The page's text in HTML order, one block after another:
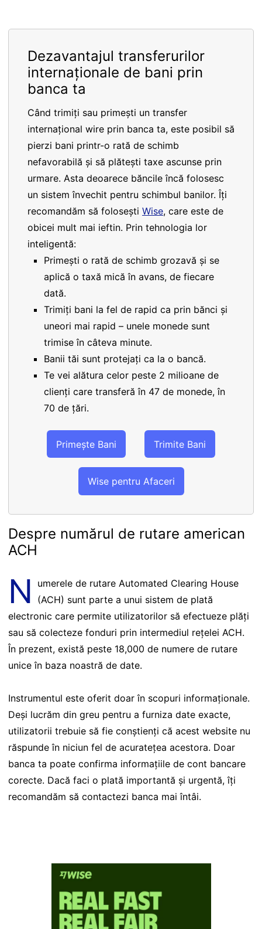
Dezavantajul transferurilor
internaționale de bani prin
banca ta
Când trimiți sau primești un transfer
internațional wire prin banca ta, este posibil să
pierzi bani printr-o rată de schimb
nefavorabilă și să plătești taxe ascunse prin
urmare. Asta deoarece băncile încă folosesc
un sistem învechit pentru schimbul banilor. Îți
recomandăm să folosești Wise, care este de
obicei mult mai ieftin. Prin tehnologia lor
inteligentă:
Primești o rată de schimb grozavă și se
aplică o taxă mică în avans, de fiecare
dată.
Trimiți bani la fel de rapid ca prin bănci și
uneori mai rapid – unele monede sunt
trimise în câteva minute.
Banii tăi sunt protejați ca la o bancă.
Te vei alătura celor peste 2 milioane de
clienți care transferă în 47 de monede, în
70 de țări.
Primește Bani Trimite Bani
Wise pentru Afaceri
Despre numărul de rutare american
ACH
N
umerele de rutare Automated Clearing House
(ACH) sunt parte a unui sistem de plată
electronic care permite utilizatorilor să efectueze plăți
sau să colecteze fonduri prin intermediul rețelei ACH.
În prezent, există peste 18,000 de numere de rutare
unice în baza noastră de date.
Instrumentul este oferit doar în scopuri informaționale.
Deși lucrăm din greu pentru a furniza date exacte,
utilizatorii trebuie să fie conștienți că acest website nu
răspunde în niciun fel de acuratețea acestora. Doar
banca ta poate confirma informațiile de cont bancare
corecte. Dacă faci o plată importantă și urgentă, îți
recomandăm să contactezi banca mai întâi.